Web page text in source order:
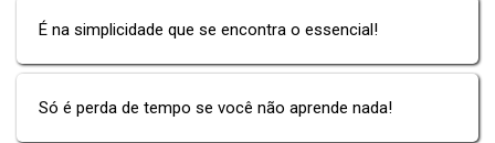
É na simplicidade que se encontra o essencial!
Só é perda de tempo se você não aprende nada!